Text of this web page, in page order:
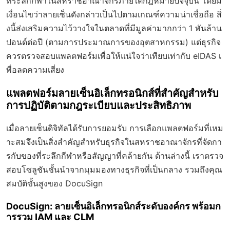
เงื่อนไขว่าลายเซ็นดังกล่าวเป็นไปตามเกณฑ์ความน่าเชื่อถือ สิ่
งนี้ส่งเสริมความไว้วางใจในตลาดที่มีมูลค่ามากกว่า 1 พันล้าน
ปอนด์ต่อปี (ตามการประมาณการของอุตสาหกรรม) แต่ธุรกิจ
ควรตรวจสอบแพลตฟอร์มเพื่อให้แน่ใจว่าเทียบเท่ากับ eIDAS เ
พื่อลดความเสี่ยง
แพลตฟอร์มลายเซ็นอิเล็กทรอนิกส์ที่สำคัญสำหรับ
การปฏิบัติตามกฎระเบียบและประสิทธิภาพ
เมื่อลายเซ็นดิจิทัลได้รับการยอมรับ การเลือกแพลตฟอร์มที่เหม
าะสมจึงเป็นสิ่งสำคัญสำหรับธุรกิจในสหราชอาณาจักรที่จัดกา
รกับของที่ระลึกกีฬาหรือสัญญาที่คล้ายกัน ด้านล่างนี้ เราตรวจ
สอบโซลูชันชั้นนำจากมุมมองทางธุรกิจที่เป็นกลาง รวมถึงคุณ
สมบัติขั้นสูงของ DocuSign
DocuSign: ลายเซ็นอิเล็กทรอนิกส์ระดับองค์กร พร้อมก
ารรวม IAM และ CLM